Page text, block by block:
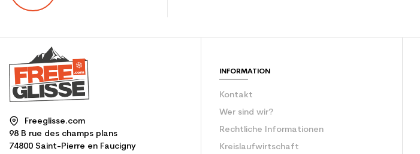
Freeglisse.com
98 B rue des champs plans
74800 Saint-Pierre en Faucigny
INFORMATION
Kontakt
Wer sind wir?
Rechtliche Informationen
Kreislaufwirtschaft